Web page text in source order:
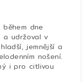
dne
a udržoval v
jemnější a
nošení.
i pro citlivou